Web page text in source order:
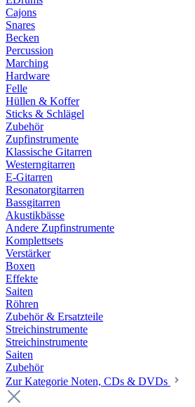
Cajons
Snares
Becken
Percussion
Marching
Hardware
Felle
Hüllen & Koffer
Sticks & Schlägel
Zubehör
Zupfinstrumente
Klassische Gitarren
Westerngitarren
E-Gitarren
Resonatorgitarren
Bassgitarren
Akustikbässe
Andere Zupfinstrumente
Komplettsets
Verstärker
Boxen
Effekte
Saiten
Röhren
Zubehör & Ersatzteile
Streichinstrumente
Streichinstrumente
Saiten
Zubehör
Zur Kategorie Noten, CDs & DVDs